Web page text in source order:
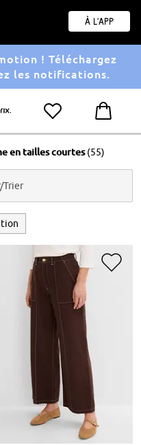
À l'app
! Téléchargez
les notifications.
en tailles courtes (55)
Trier